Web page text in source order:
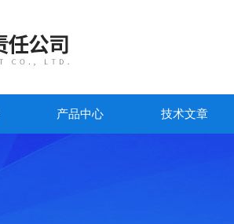
产品中心 技术文章